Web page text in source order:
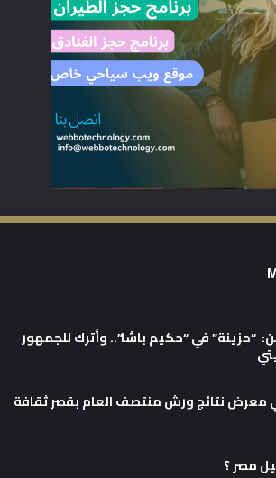
“حزينة” في “حكيم باشا”.. وأترك للجمهور
معرض نتائج ورش منتصف العام بقصر ثقافة
مصر ؟